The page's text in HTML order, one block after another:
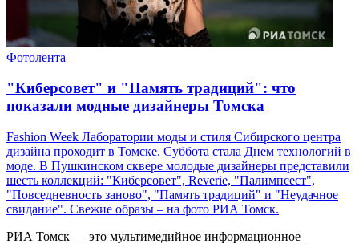
Фотолента
"Киберсовет" и "Память традиций": что
показали модные дизайнеры Томска
Fashion Week Лаборатории моды и стиля Сибирского центра
дизайна проходит в Томске. Суббота стала Днем технологий в
моде. В Пушкинском сквере молодые дизайнеры представили
шесть коллекций: "Киберсовет", Reverie, "Палимпсест",
"Повседневность заново", "Память традиций" и "Неудачное
свидание". Свежие образы – на фото РИА Томск.
РИА Томск — это мультимедийное информационное